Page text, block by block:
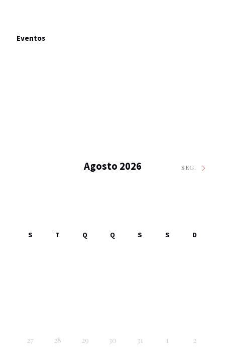
Eventos
Agosto 2026 SEG.
S T Q Q S S D
27 28 29 30 31 1 2